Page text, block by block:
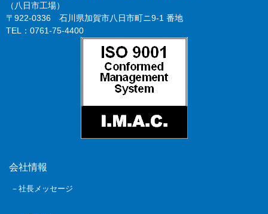
（八日市工場）
〒922-0336 石川県加賀市八日市町ニ9-1 番地
TEL：0761-75-4400
会社情報
－社長メッセージ